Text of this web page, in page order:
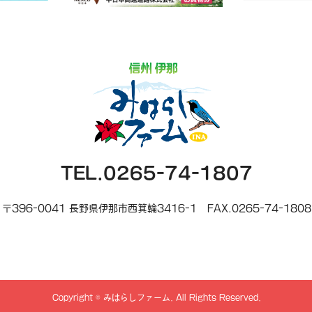
TEL.0265-74-1807
〒396-0041 長野県伊那市西箕輪3416-1 FAX.0265-74-1808
Copyright © みはらしファーム . All Rights Reserved.